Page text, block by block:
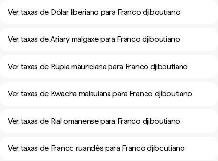
Ver taxas de Dólar liberiano para Franco djiboutiano
Ver taxas de Ariary malgaxe para Franco djiboutiano
Ver taxas de Rupia mauriciana para Franco djiboutiano
Ver taxas de Kwacha malauiana para Franco djiboutiano
Ver taxas de Rial omanense para Franco djiboutiano
Ver taxas de Franco ruandês para Franco djiboutiano